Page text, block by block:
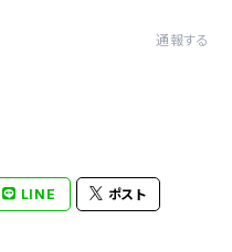
通報する
LINE ポスト